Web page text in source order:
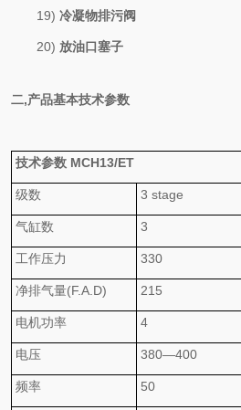
19) 冷凝物排污阀
20) 放油口塞子
二,产品基本技术参数
技术参数 MCH13/ET
级数 3 stage
气缸数 3
工作压力 330
净排气量(F.A.D) 215
电机功率 4
电压 380—400
频率 50